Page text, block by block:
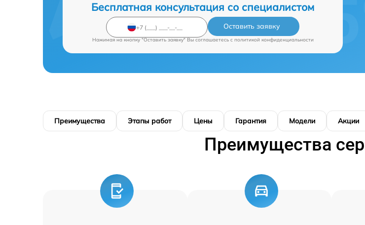
Бесплатная консультация со специалистом
Оставить заявку
Нажимая на кнопку "Оставить заявку" Вы соглашаетесь c политикой конфиденциальности
Преимущества Этапы работ Цены Гарантия Модели Акции
Преимущества